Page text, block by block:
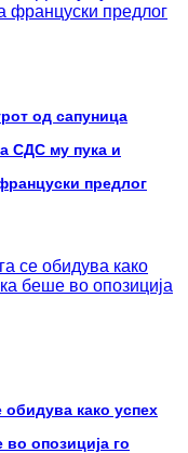
од сапуница
СДС му пука и
предлог
како успех
опозиција го